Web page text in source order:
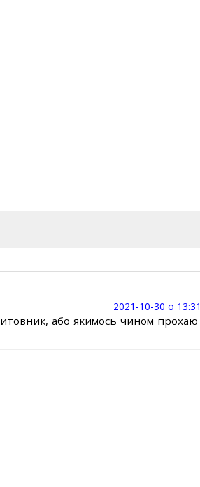
2021-10-30 о 13:31
або якимось чином прохаю